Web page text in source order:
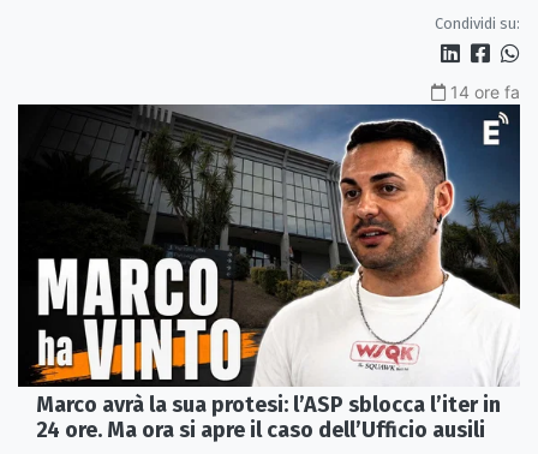
Condividi su:
14 ore fa
Marco avrà la sua protesi: l’ASP sblocca l’iter in
24 ore. Ma ora si apre il caso dell’Ufficio ausili